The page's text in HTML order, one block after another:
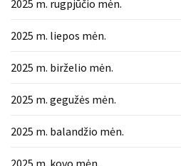
2025 m. rugpjūčio mėn.
2025 m. liepos mėn.
2025 m. birželio mėn.
2025 m. gegužės mėn.
2025 m. balandžio mėn.
2025 m. kovo mėn.